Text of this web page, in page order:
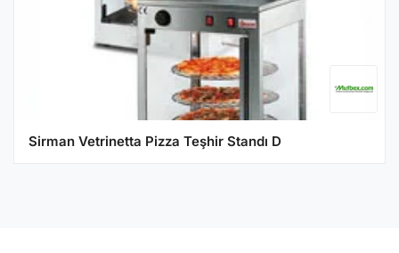
Sirman Vetrinetta Pizza Teşhir Standı D